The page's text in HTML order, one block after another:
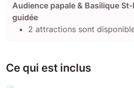
Audience papale & Basilique
guidée
2 attractions sont
Ce qui est inclus